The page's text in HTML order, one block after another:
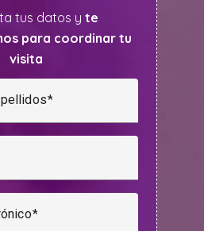
tus datos y te
para coordinar tu
visita